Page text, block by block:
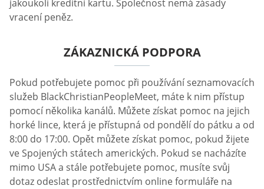
jakoukoli kreditní kartu. Společnost nemá zásady
vracení peněz.
ZÁKAZNICKÁ PODPORA
Pokud potřebujete pomoc při používání seznamovacích
služeb BlackChristianPeopleMeet, máte k nim přístup
pomocí několika kanálů. Můžete získat pomoc na jejich
horké lince, která je přístupná od pondělí do pátku a od
8:00 do 17:00. Opět můžete získat pomoc, pokud žijete
ve Spojených státech amerických. Pokud se nacházíte
mimo USA a stále potřebujete pomoc, musíte svůj
dotaz odeslat prostřednictvím online formuláře na